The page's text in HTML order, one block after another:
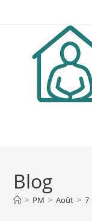
Blog
> PM > Août > 7